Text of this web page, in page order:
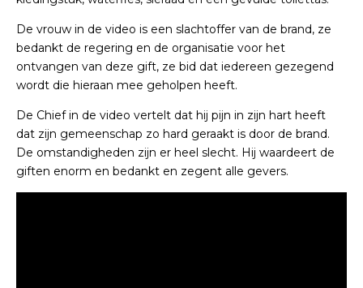
De vrouw in de video is een slachtoffer van de brand, ze
bedankt de regering en de organisatie voor het
ontvangen van deze gift, ze bid dat iedereen gezegend
wordt die hieraan mee geholpen heeft.
De Chief in de video vertelt dat hij pijn in zijn hart heeft
dat zijn gemeenschap zo hard geraakt is door de brand.
De omstandigheden zijn er heel slecht. Hij waardeert de
giften enorm en bedankt en zegent alle gevers.